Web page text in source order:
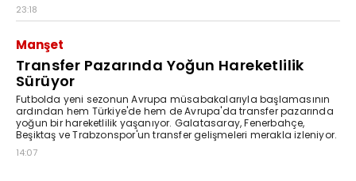
23:18
Manşet
Transfer Pazarında Yoğun Hareketlilik
Sürüyor
Futbolda yeni sezonun Avrupa müsabakalarıyla başlamasının
ardından hem Türkiye'de hem de Avrupa'da transfer pazarında
yoğun bir hareketlilik yaşanıyor. Galatasaray, Fenerbahçe,
Beşiktaş ve Trabzonspor'un transfer gelişmeleri merakla izleniyor.
14:07